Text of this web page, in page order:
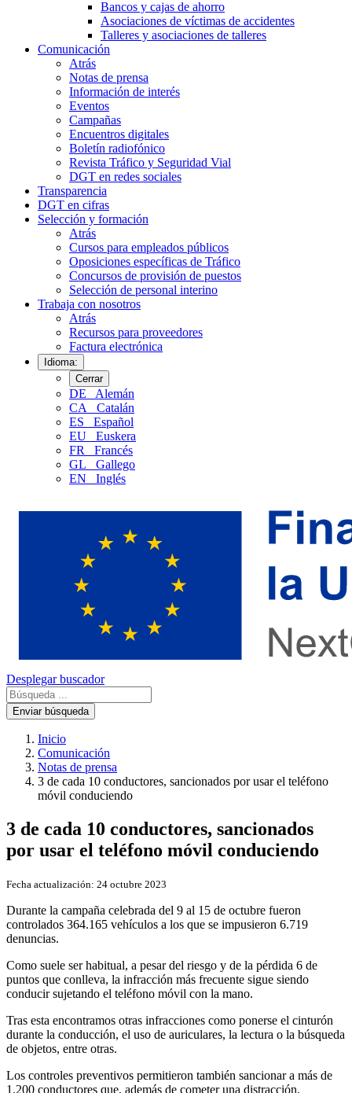
Bancos y cajas de ahorro
Asociaciones de víctimas de accidentes
Talleres y asociaciones de talleres
Comunicación
Atrás
Notas de prensa
Información de interés
Eventos
Campañas
Encuentros digitales
Boletín radiofónico
Revista Tráfico y Seguridad Vial
DGT en redes sociales
Transparencia
DGT en cifras
Selección y formación
Atrás
Cursos para empleados públicos
Oposiciones específicas de Tráfico
Concursos de provisión de puestos
Selección de personal interino
Trabaja con nosotros
Atrás
Recursos para proveedores
Factura electrónica
Idioma:
Cerrar
DE
Alemán
CA
Catalán
ES
Español
EU
Euskera
FR
Francés
GL
Gallego
EN
Inglés
Desplegar buscador
Enviar búsqueda
Inicio
Comunicación
Notas de prensa
3 de cada 10 conductores, sancionados por usar el teléfono
móvil conduciendo
3 de cada 10 conductores, sancionados
por usar el teléfono móvil conduciendo
Fecha actualización: 24 octubre 2023
Durante la campaña celebrada del 9 al 15 de octubre fueron
controlados 364.165 vehículos a los que se impusieron 6.719
denuncias.
Como suele ser habitual, a pesar del riesgo y de la pérdida 6 de
puntos que conlleva, la infracción más frecuente sigue siendo
conducir sujetando el teléfono móvil con la mano.
Tras esta encontramos otras infracciones como ponerse el cinturón
durante la conducción, el uso de auriculares, la lectura o la búsqueda
de objetos, entre otras.
Los controles preventivos permitieron también sancionar a más de
1.200 conductores que, además de cometer una distracción,